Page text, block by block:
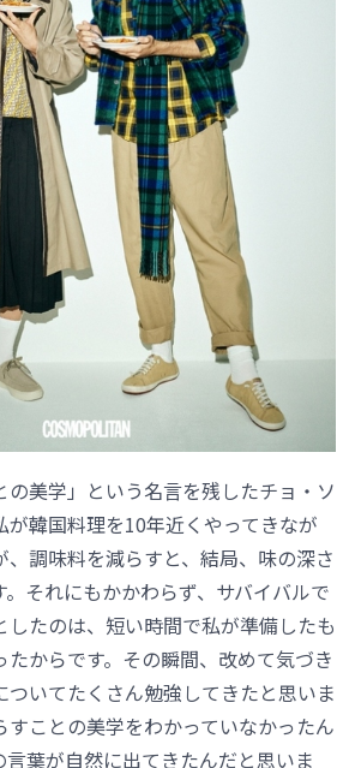
の美学」という名言を残したチョ・ソ
が韓国料理を10年近くやってきなが
、調味料を減らすと、結局、味の深さ
それにもかかわらず、サバイバルで
したのは、短い時間で私が準備したも
たからです。その瞬間、改めて気づき
ついてたくさん勉強してきたと思いま
すことの美学をわかっていなかったん
葉が自然に出てきたんだと思いま